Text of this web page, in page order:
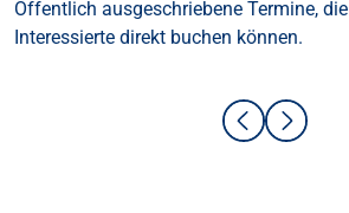
Öffentlich ausgeschriebene Termine, die
Interessierte direkt buchen können.